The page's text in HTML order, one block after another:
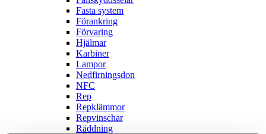
Fasta system
Förankring
Förvaring
Hjälmar
Karbiner
Lampor
Nedfirningsdon
NFC
Rep
Repklämmor
Repvinschar
Räddning